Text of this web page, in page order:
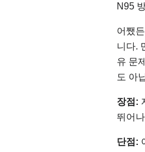
N95
어쨌
니다.
유 문
도 아
장점:
뛰어
단점: